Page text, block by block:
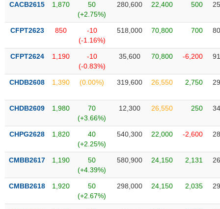
CACB2615 1,870
50
(+2.75%)
280,600 22,400 500
CFPT2623 850
-10
(-1.16%)
518,000 70,800 700
CFPT2624 1,190
-10
(-0.83%)
35,600 70,800 -6,200
CHDB2608 1,390 (0.00%) 319,600 26,550 2,750
CHDB2609 1,980
70
(+3.66%)
12,300 26,550 250
CHPG2628 1,820
40
(+2.25%)
540,300 22,000 -2,600
CMBB2617 1,190
50
(+4.39%)
580,900 24,150 2,131
CMBB2618 1,920
50
(+2.67%)
298,000 24,150 2,035
Người nội bộ Người liên quan
(-)
Bài
của
tác
Báo
cáo
tích
(-)